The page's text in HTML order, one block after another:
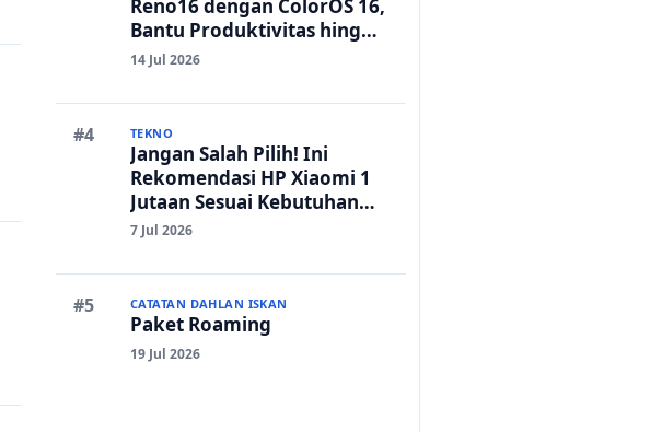
Reno16 dengan ColorOS 16,
Bantu Produktivitas hingga
Edit Foto Lebih Praktis
14 Jul 2026
TEKNO
Jangan Salah Pilih! Ini
Rekomendasi HP Xiaomi 1
Jutaan Sesuai Kebutuhan
Anda
7 Jul 2026
CATATAN DAHLAN ISKAN
Paket Roaming
19 Jul 2026